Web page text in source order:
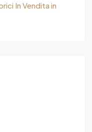
In Vendita in